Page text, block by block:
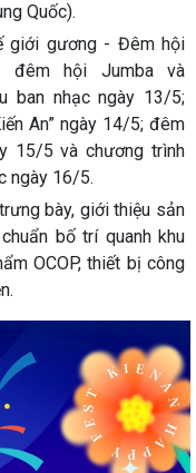
Quốc).
giới gương - Đêm hội
đêm hội Jumba và
ban nhạc ngày 13/5;
An” ngày 14/5; đêm
15/5 và chương trình
ngày 16/5.
bày, giới thiệu sản
bố trí quanh khu
OCOP, thiết bị công